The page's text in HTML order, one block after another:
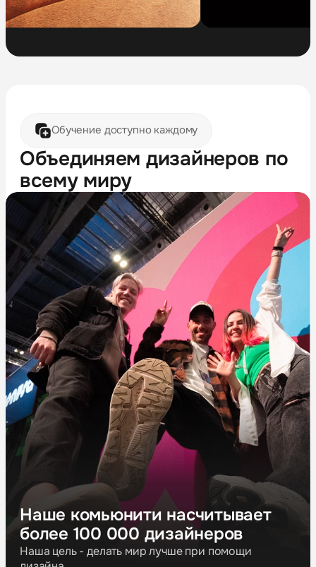
Обучение доступно каждому
Объединяем дизайнеров по
всему миру
Наше комьюнити насчитывает
более 100 000 дизайнеров
Наша цель - делать мир лучше при помощи